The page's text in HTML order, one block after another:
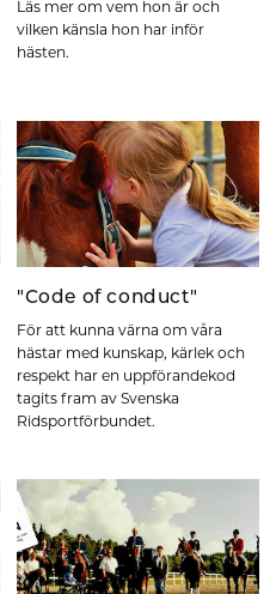
Läs mer om vem hon är och
vilken känsla hon har inför
hästen.
"Code of conduct"
För att kunna värna om våra
hästar med kunskap, kärlek och
respekt har en uppförandekod
tagits fram av Svenska
Ridsportförbundet.